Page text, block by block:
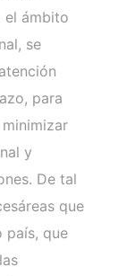
el ámbito
se
para
y
De tal
que
país, que